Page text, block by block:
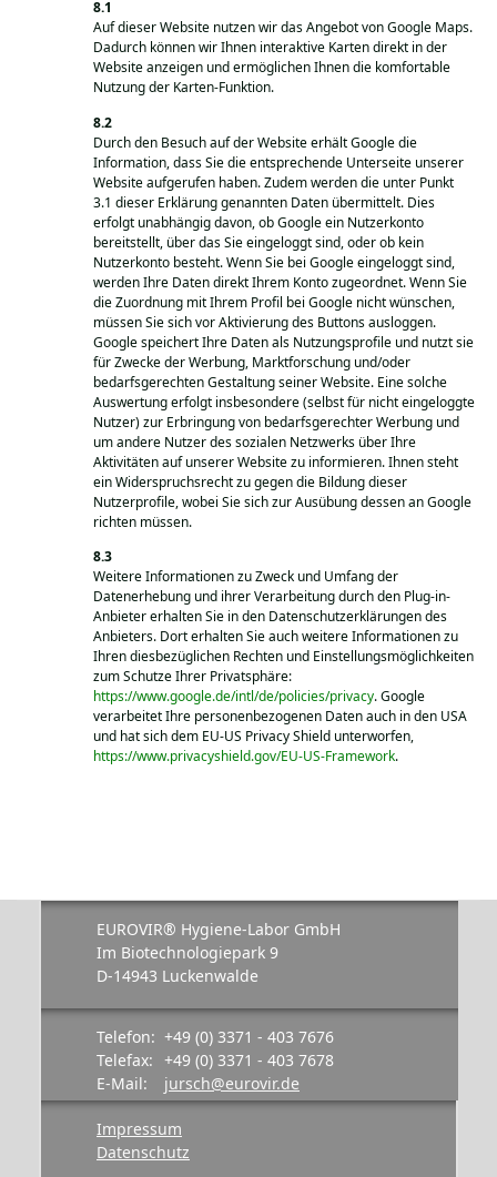
Auf dieser Website nutzen wir das Angebot von Google Maps.
Dadurch können wir Ihnen interaktive Karten direkt in der
Website anzeigen und ermöglichen Ihnen die komfortable
Nutzung der Karten-Funktion.
Durch den Besuch auf der Website erhält Google die
Information, dass Sie die entsprechende Unterseite unserer
Website aufgerufen haben. Zudem werden die unter Punkt
3.1 dieser Erklärung genannten Daten übermittelt. Dies
erfolgt unabhängig davon, ob Google ein Nutzerkonto
bereitstellt, über das Sie eingeloggt sind, oder ob kein
Nutzerkonto besteht. Wenn Sie bei Google eingeloggt sind,
werden Ihre Daten direkt Ihrem Konto zugeordnet. Wenn Sie
die Zuordnung mit Ihrem Profil bei Google nicht wünschen,
müssen Sie sich vor Aktivierung des Buttons ausloggen.
Google speichert Ihre Daten als Nutzungsprofile und nutzt sie
für Zwecke der Werbung, Marktforschung und/oder
bedarfsgerechten Gestaltung seiner Website. Eine solche
Auswertung erfolgt insbesondere (selbst für nicht eingeloggte
Nutzer) zur Erbringung von bedarfsgerechter Werbung und
um andere Nutzer des sozialen Netzwerks über Ihre
Aktivitäten auf unserer Website zu informieren. Ihnen steht
ein Widerspruchsrecht zu gegen die Bildung dieser
Nutzerprofile, wobei Sie sich zur Ausübung dessen an Google
richten müssen.
Weitere Informationen zu Zweck und Umfang der
Datenerhebung und ihrer Verarbeitung durch den Plug-in-
Anbieter erhalten Sie in den Datenschutzerklärungen des
Anbieters. Dort erhalten Sie auch weitere Informationen zu
Ihren diesbezüglichen Rechten und Einstellungsmöglichkeiten
zum Schutze Ihrer Privatsphäre:
https://www.google.de/intl/de/policies/privacy. Google
verarbeitet Ihre personenbezogenen Daten auch in den USA
und hat sich dem EU-US Privacy Shield unterworfen,
https://www.privacyshield.gov/EU-US-Framework.
EUROVIR® Hygiene-Labor GmbH
Im Biotechnologiepark 9
D-14943 Luckenwalde
Telefon: +49 (0) 3371 - 403 7676
Telefax: +49 (0) 3371 - 403 7678
E-Mail:
jursch@eurovir.de
Impressum
Datenschutz